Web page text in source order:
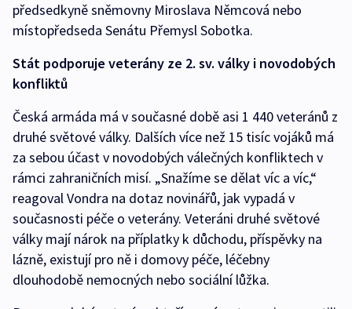
předsedkyně sněmovny Miroslava Němcová nebo
místopředseda Senátu Přemysl Sobotka.
Stát podporuje veterány ze 2. sv. války i novodobých
konfliktů
Česká armáda má v současné době asi 1 440 veteránů z
druhé světové války. Dalších více než 15 tisíc vojáků má
za sebou účast v novodobých válečných konfliktech v
rámci zahraničních misí. „Snažíme se dělat víc a víc,“
reagoval Vondra na dotaz novinářů, jak vypadá v
současnosti péče o veterány. Veteráni druhé světové
války mají nárok na příplatky k důchodu, příspěvky na
lázně, existují pro ně i domovy péče, léčebny
dlouhodobě nemocných nebo sociální lůžka.